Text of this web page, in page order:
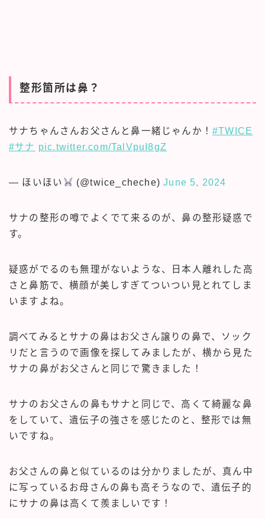
整形箇所は鼻？
サナちゃんさんお父さんと鼻一緒じゃんか！ #TWICE
#サナ pic.twitter.com/TalVpuI8gZ
— ほいほい (@twice_cheche)June 5, 2024
サナの整形の噂でよくでて来るのが、鼻の整形疑惑で
す。
疑惑がでるのも無理がないような、日本人離れした高
さと鼻筋で、横顔が美しすぎてついつい見とれてしま
いますよね。
調べてみるとサナの鼻はお父さん譲りの鼻で、ソック
リだと言うので画像を探してみましたが、横から見た
サナの鼻がお父さんと同じで驚きました！
サナのお父さんの鼻もサナと同じで、高くて綺麗な鼻
をしていて、遺伝子の強さを感じたのと、整形では無
いですね。
お父さんの鼻と似ているのは分かりましたが、真ん中
に写っているお母さんの鼻も高そうなので、遺伝子的
にサナの鼻は高くて羨ましいです！